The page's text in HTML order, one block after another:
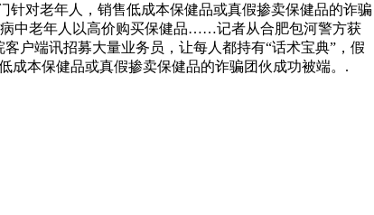
对老年人，销售低成本保健品或真假掺卖保健品的诈骗
中老年人以高价购买保健品……记者从合肥包河警方获
户端讯招募大量业务员，让每人都持有“话术宝典”，假
本保健品或真假掺卖保健品的诈骗团伙成功被端。.